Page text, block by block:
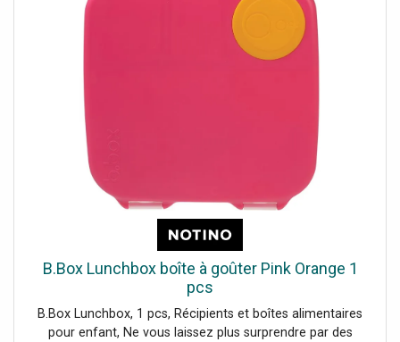
B.Box Lunchbox boîte à goûter Pink Orange 1
pcs
B.Box Lunchbox, 1 pcs, Récipients et boîtes alimentaires
pour enfant, Ne vous laissez plus surprendre par des